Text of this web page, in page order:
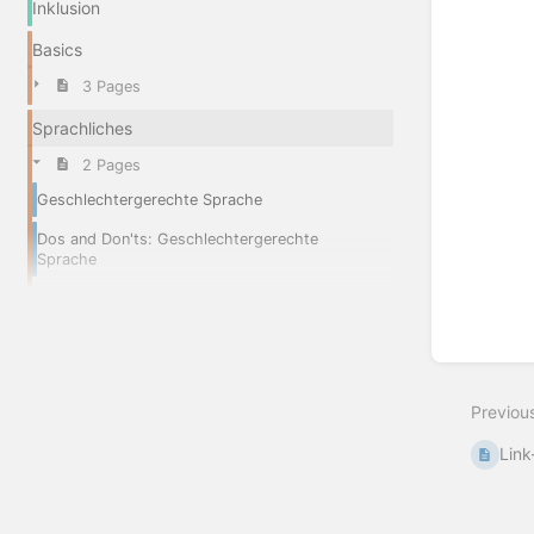
Inklusion
Basics
3 Pages
Sprachliches
2 Pages
Geschlechtergerechte Sprache
Dos and Don'ts: Geschlechtergerechte
Sprache